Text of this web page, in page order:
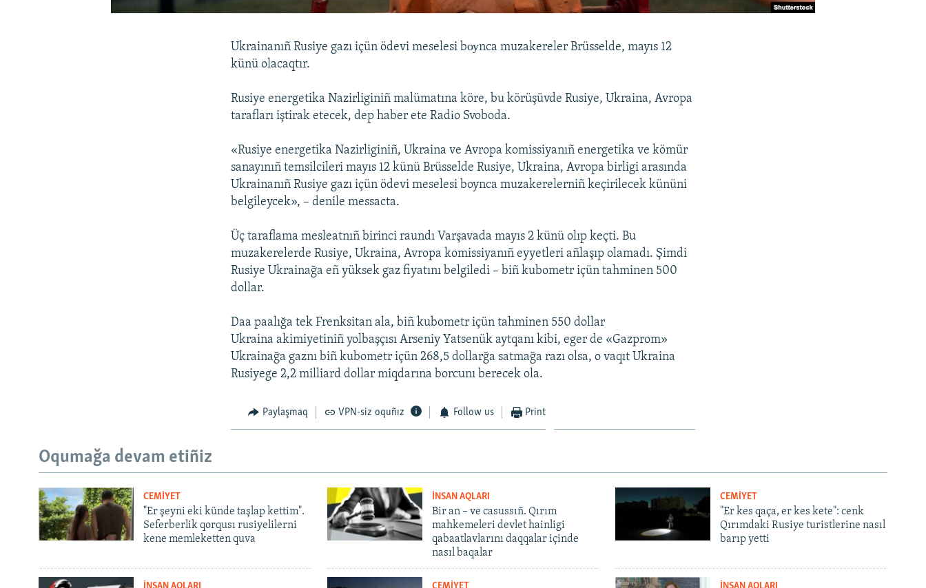
Ukrainanıñ Rusiye gazı içün ödevi meselesi bоуnca muzakereler Brüsselde, mayıs 12
künü olacaqtır.
Rusiye energetika Nazirliginiñ malümatına köre, bu körüşüvde Rusiye, Ukraina, Avropa
tarafları iştirak etecek, dep haber ete Radіo Svoboda.
«Rusiye energetika Nazirliginiñ, Ukraina ve Avropa komissiyanıñ energetika ve kömür
sanayınıñ temsilcileri mayıs 12 künü Brüsselde Rusiye, Ukraina, Avropa birligi arasında
Ukrainanıñ Rusiye gazı içün ödevi meselesi boynca muzakerelerniñ keçirilecek kününi
belgileycek», – denile messacta.
Üç taraflama mesleatnıñ birinci raundı Varşavada mayıs 2 künü olıp keçti. Bu
muzakerelerde Rusiye, Ukraina, Avropa komissiyanıñ eyyetleri añlaşıp olamadı. Şimdi
Rusiye Ukrainağa eñ yüksek gaz fiyatını belgiledi – biñ kubometr içün tahminen 500
dollar.
Daa paalığa tek Frenksitan ala, biñ kubometr içün tahminen 550 dollar
Ukraina akimiyetiniñ yolbaşçısı Arseniy Yatsenük aytqanı kibi, eger de «Gazprom»
Ukrainağa gaznı biñ kubometr içün 268,5 dollarğa satmağa razı olsa, o vaqıt Ukraina
Rusiyege 2,2 milliard dollar miqdarına borcunı berecek ola.
Paylaşmaq VPN-siz oquñız Follow us Print
Oqumağa devam etiñiz
CEMİYET
"Er şeyni eki künde taşlap kettim".
Seferberlik qorqusı rusiyelilerni
kene memleketten quva
İNSAN AQLARI
Bir an – ve casussıñ. Qırım
mahkemeleri devlet hainligi
qabaatlavlarını daqqalar içinde
nasıl baqalar
CEMİYET
"Er kes qaça, er kes kete": cenk
Qırımdaki Rusiye turistlerine nasıl
barıp yetti